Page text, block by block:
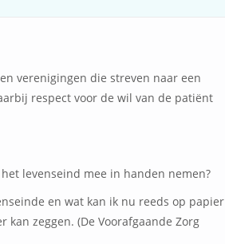
verenigingen die streven naar een
respect voor de wil van de patiënt
levenseind mee in handen nemen?
en wat kan ik nu reeds op papier
zeggen. (De Voorafgaande Zorg